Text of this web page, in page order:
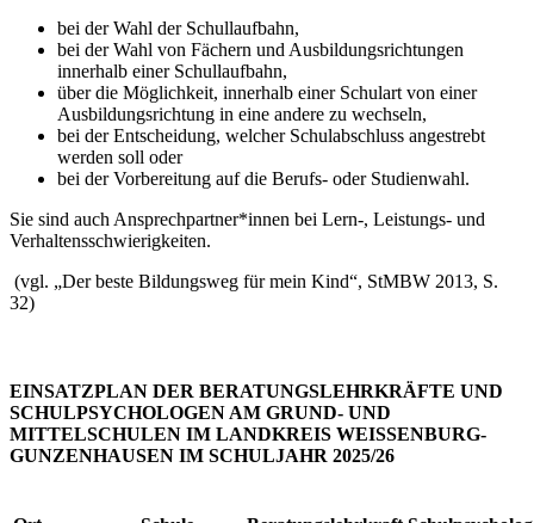
bei der Wahl der Schullaufbahn,
bei der Wahl von Fächern und Ausbildungsrichtungen
innerhalb einer Schullaufbahn,
über die Möglichkeit, innerhalb einer Schulart von einer
Ausbildungsrichtung in eine andere zu wechseln,
bei der Entscheidung, welcher Schulabschluss angestrebt
werden soll oder
bei der Vorbereitung auf die Berufs- oder Studienwahl.
Sie sind auch Ansprechpartner*innen bei Lern-, Leistungs- und
Verhaltensschwierigkeiten.
(vgl. „Der beste Bildungsweg für mein Kind“, StMBW 2013, S.
32)
EINSATZPLAN DER BERATUNGSLEHRKRÄFTE UND
SCHULPSYCHOLOGEN AM GRUND- UND
MITTELSCHULEN IM LANDKREIS WEISSENBURG-
GUNZENHAUSEN IM SCHULJAHR 2025/26